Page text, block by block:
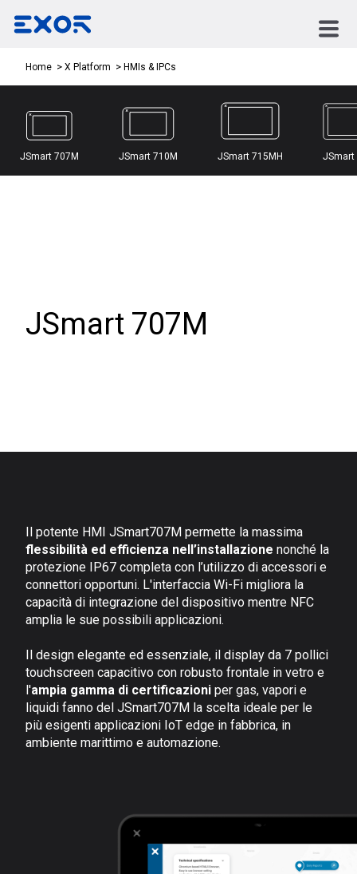
Home X Platform HMIs & IPCs
JSmart 707M JSmart 710M JSmart 715MH JSmart
JSmart 707M
Il potente HMI JSmart707M permette la massima
flessibilità ed efficienza nell’installazione nonché la
protezione IP67 completa con l’utilizzo di accessori e
connettori opportuni. L'interfaccia Wi-Fi migliora la
capacità di integrazione del dispositivo mentre NFC
amplia le sue possibili applicazioni.
Il design elegante ed essenziale, il display da 7 pollici
touchscreen capacitivo con robusto frontale in vetro e
l'ampia gamma di certificazioni per gas, vapori e
liquidi fanno del JSmart707M la scelta ideale per le
più esigenti applicazioni IoT edge in fabbrica, in
ambiente marittimo e automazione.